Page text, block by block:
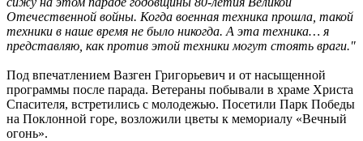
Отечественной войны. Когда военная техника прошла, такой
техники в наше время не было никогда. А эта техника… я
представляю, как против этой техники могут стоять враги."
Под впечатлением Вазген Григорьевич и от насыщенной
программы после парада. Ветераны побывали в храме Христа
Спасителя, встретились с молодежью. Посетили Парк Победы
на Поклонной горе, возложили цветы к мемориалу «Вечный
огонь».